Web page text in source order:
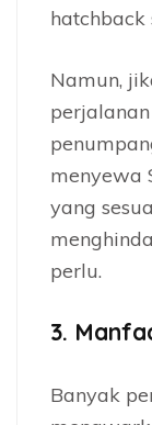
hatchback
Namun,
menyewa
yang
perlu.
3.
Banyak